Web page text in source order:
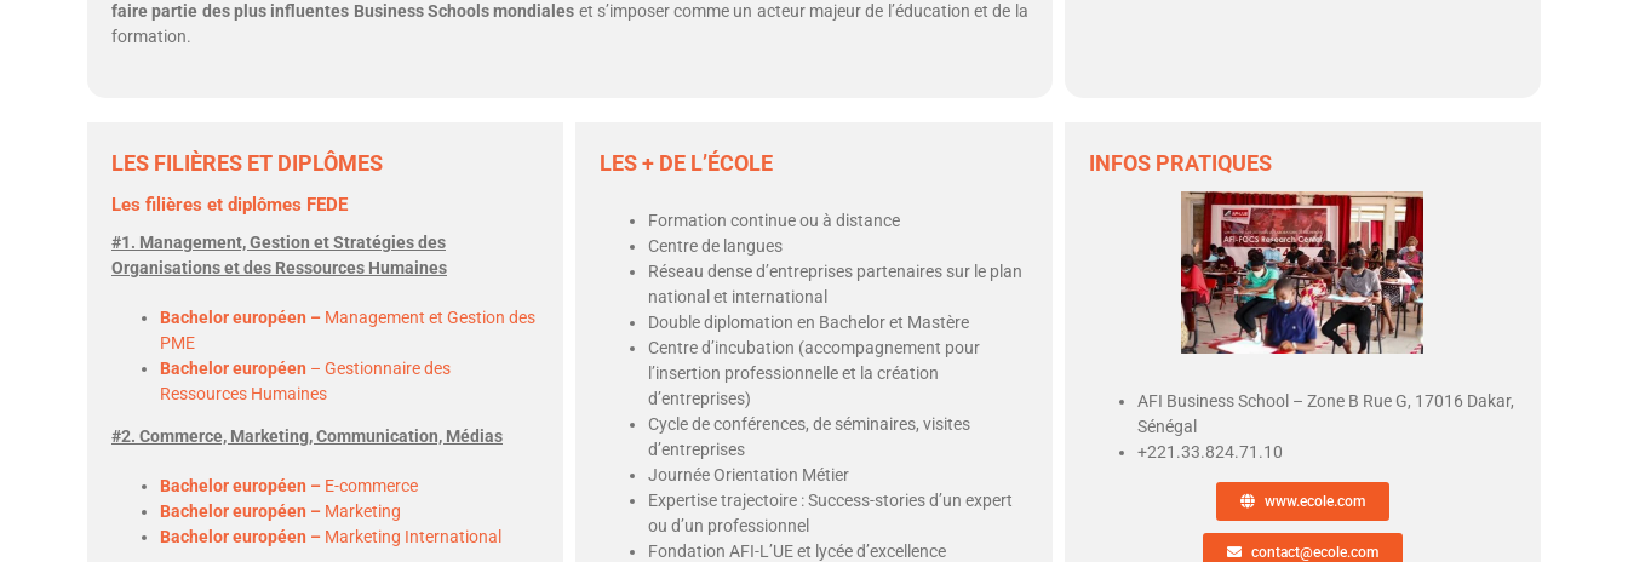
faire partie des plus influentes Business Schools mondiales et s’imposer comme un acteur majeur de l’éducation et de la
formation.
LES FILIÈRES ET DIPLÔMES
Les filières et diplômes FEDE
#1. Management, Gestion et Stratégies des
Organisations et des Ressources Humaines
Bachelor européen – Management et Gestion des
PME
Bachelor européen – Gestionnaire des
Ressources Humaines
#2. Commerce, Marketing, Communication, Médias
Bachelor européen – E-commerce
Bachelor européen – Marketing
Bachelor européen – Marketing International
LES + DE L’ÉCOLE
Formation continue ou à distance
Centre de langues
Réseau dense d’entreprises partenaires sur le plan
national et international
Double diplomation en Bachelor et Mastère
Centre d’incubation (accompagnement pour
l’insertion professionnelle et la création
d’entreprises)
Cycle de conférences, de séminaires, visites
d’entreprises
Journée Orientation Métier
Expertise trajectoire : Success-stories d’un expert
ou d’un professionnel
Fondation AFI-L’UE et lycée d’excellence
INFOS PRATIQUES
AFI Business School – Zone B Rue G, 17016 Dakar,
Sénégal
+221.33.824.71.10
www.ecole.com
contact@ecole.com